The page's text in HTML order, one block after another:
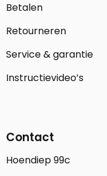
Betalen
Retourneren
Service & garantie
Instructievideo’s
Contact
Hoendiep 99c